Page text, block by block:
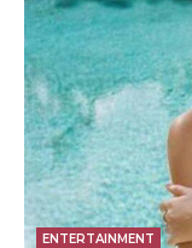
ENTERTAINMENT